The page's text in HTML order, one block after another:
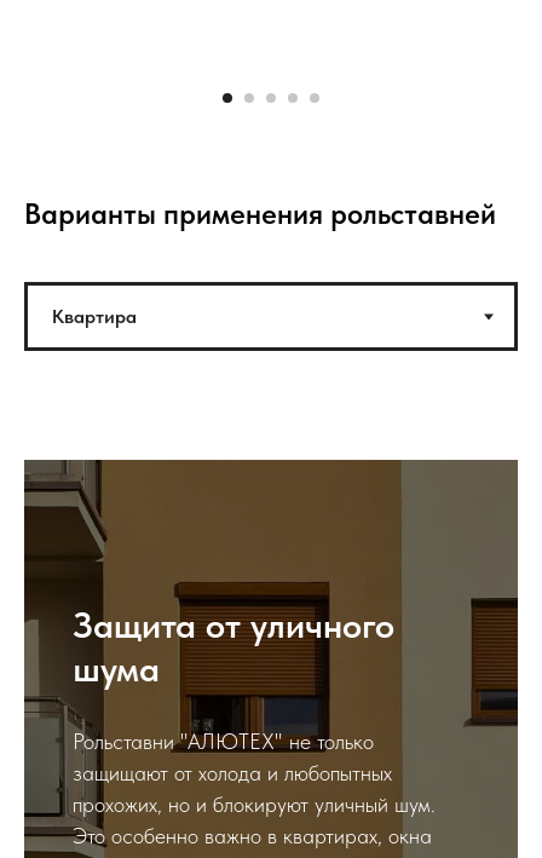
Варианты применения рольставней
Защита от уличного
шума
Рольставни "АЛЮТЕХ" не только
защищают от холода и любопытных
прохожих, но и блокируют уличный шум.
Это особенно важно в квартирах, окна